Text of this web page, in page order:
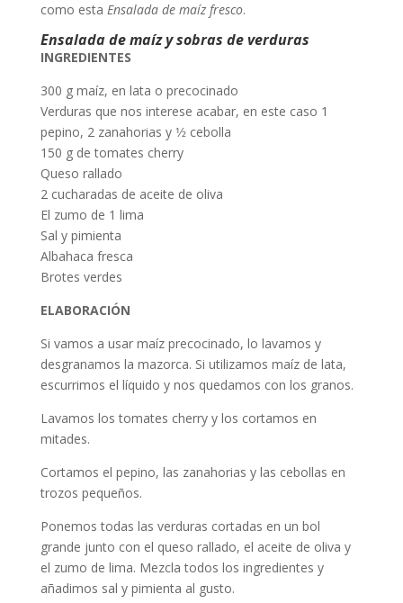
como esta Ensalada de maíz fresco.
Ensalada de maíz y sobras de verduras
INGREDIENTES
300 g maíz, en lata o precocinado
Verduras que nos interese acabar, en este caso 1
pepino, 2 zanahorias y 1⁄2 cebolla
150 g de tomates cherry
Queso rallado
2 cucharadas de aceite de oliva
El zumo de 1 lima
Sal y pimienta
Albahaca fresca
Brotes verdes
ELABORACIÓN
Si vamos a usar maíz precocinado, lo lavamos y
desgranamos la mazorca. Si utilizamos maíz de lata,
escurrimos el líquido y nos quedamos con los granos.
Lavamos los tomates cherry y los cortamos en
mitades.
Cortamos el pepino, las zanahorias y las cebollas en
trozos pequeños.
Ponemos todas las verduras cortadas en un bol
grande junto con el queso rallado, el aceite de oliva y
el zumo de lima. Mezcla todos los ingredientes y
añadimos sal y pimienta al gusto.